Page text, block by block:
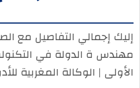
إليك إجمالي التفاصيل مع
مهندس ة الدولة في
الأولى | الوكالة المغربية